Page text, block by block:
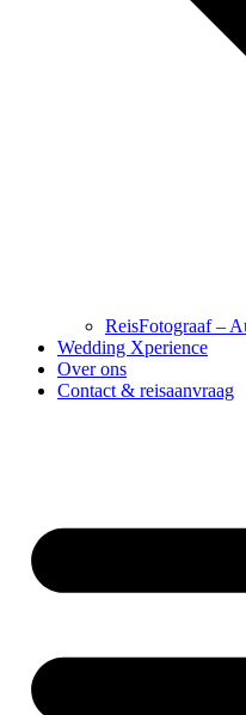
ReisFotograaf –
Wedding Xperience
Over ons
Contact & reisaanvraag